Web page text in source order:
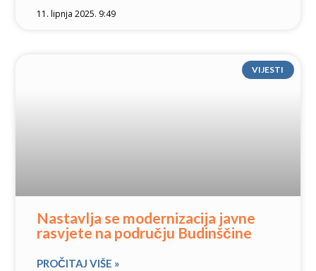
11. lipnja 2025. 9:49
VIJESTI
Nastavlja se modernizacija javne
rasvjete na području Budinščine
PROČITAJ VIŠE »